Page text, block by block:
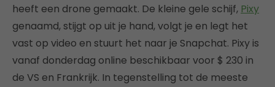
heeft een drone gemaakt. De kleine gele schijf, Pixy
genaamd, stijgt op uit je hand, volgt je en legt het
vast op video en stuurt het naar je Snapchat. Pixy is
vanaf donderdag online beschikbaar voor $ 230 in
de VS en Frankrijk. In tegenstelling tot de meeste